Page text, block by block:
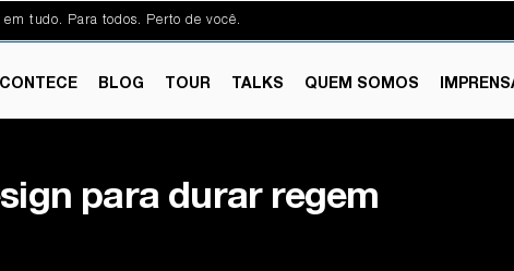
em tudo. Para todos. Perto de você.
BLOG TOUR TALKS QUEM SOMOS
para durar regem